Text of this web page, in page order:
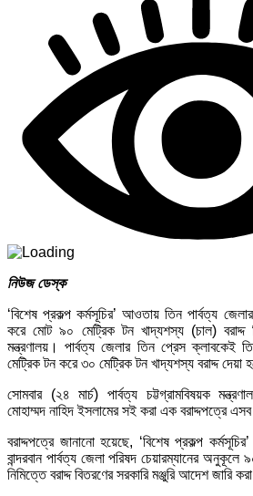
নিউজ ডেস্ক
‘বিশেষ প্রকল্প কর্মসূচির’ আওতায় তিন পার্বত্য
করে মোট ৯০ মেট্রিক টন খাদ্যশস্য (চাল) বরাদ্দ
মন্ত্রণালয়। পার্বত্য জেলার তিন প্রেস ক্লাবকেই
মেট্রিক টন করে ৩০ মেট্রিক টন খাদ্যশস্য বরাদ্দ দেয়া
সোমবার (২৪ মার্চ) পার্বত্য চট্টগ্রামবিষয়ক
মোহাম্মদ নাহিদ ইসলামের সই করা এক বরাদ্দপত্রে
বরাদ্দপত্রে জানানো হয়েছে, ‘বিশেষ প্রকল্প
বান্দরবান পার্বত্য জেলা পরিষদ চেয়ারম্যানের অনুকূলে
নিমিত্তে বরাদ্দ বিতরণের সরকারি মঞ্জুরি আদেশ জারি